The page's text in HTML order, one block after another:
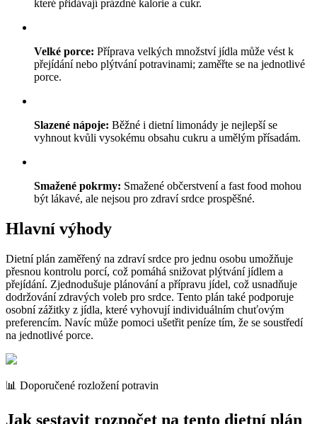
které přidávají prázdné kalorie a cukr.
Velké porce: Příprava velkých množství jídla může vést k
přejídání nebo plýtvání potravinami; zaměřte se na jednotlivé
porce.
Slazené nápoje: Běžné i dietní limonády je nejlepší se
vyhnout kvůli vysokému obsahu cukru a umělým přísadám.
Smažené pokrmy: Smažené občerstvení a fast food mohou
být lákavé, ale nejsou pro zdraví srdce prospěšné.
Hlavní výhody
Dietní plán zaměřený na zdraví srdce pro jednu osobu umožňuje
přesnou kontrolu porcí, což pomáhá snižovat plýtvání jídlem a
přejídání. Zjednodušuje plánování a přípravu jídel, což usnadňuje
dodržování zdravých voleb pro srdce. Tento plán také podporuje
osobní zážitky z jídla, které vyhovují individuálním chuťovým
preferencím. Navíc může pomoci ušetřit peníze tím, že se soustředí
na jednotlivé porce.
📊 Doporučené rozložení potravin
Jak sestavit rozpočet na tento dietní plán